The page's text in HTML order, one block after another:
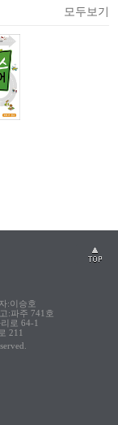
모두보기
:이승호
:파주 741호
로 64-1
211